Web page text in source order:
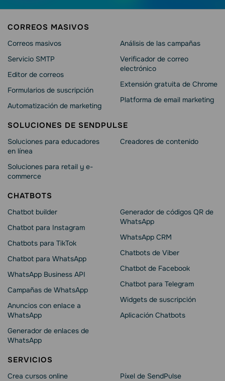
CORREOS MASIVOS
Correos masivos
Servicio SMTP
Editor de correos
Formularios de suscripción
Automatización de marketing
Análisis de las campañas
Verificador de correo
electrónico
Extensión gratuita de Chrome
Platforma de email marketing
SOLUCIONES DE SENDPULSE
Soluciones para educadores
en línea
Soluciones para retail y e-
commerce
Creadores de contenido
CHATBOTS
Chatbot builder
Chatbot para Instagram
Chatbots para TikTok
Chatbot para WhatsApp
WhatsApp Business API
Campañas de WhatsApp
Anuncios con enlace a
WhatsApp
Generador de enlaces de
WhatsApp
Generador de códigos QR de
WhatsApp
WhatsApp CRM
Chatbots de Viber
Chatbot de Facebook
Chatbot para Telegram
Widgets de suscripción
Aplicación Chatbots
SERVICIOS
Crea cursos online
Píxel de SendPulse